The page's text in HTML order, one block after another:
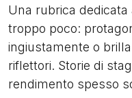
Una rubrica dedicata
troppo poco:
ingiustamente o
riflettori. Storie di
rendimento spesso